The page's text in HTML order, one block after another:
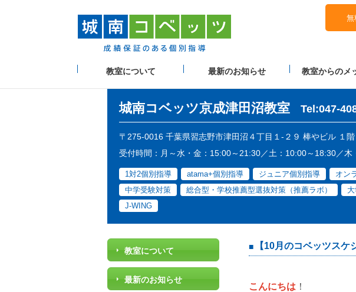
無
教室について 最新のお知らせ 教室からのメ
城南コベッツ京成津田沼教室 Tel:047-
〒275-0016 千葉県習志野市津田沼４丁目１-２９ 棒やビル １階
受付時間：月～水・金：15:00～21:30／土：10:00～18:30／木
1対2個別指導 atama+個別指導 ジュニア個別指導 オン
中学受験対策
総合型・学校推薦型選抜対策（推薦ラボ）
J-WING
【10月のコベッツス
こんにちは ！
教室について
最新のお知らせ